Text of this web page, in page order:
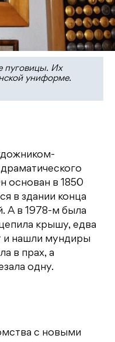
пуговицы. Их
униформе.
основан в 1850
в здании конца
А в 1978-м была
крышу, едва
и нашли мундиры
в прах, а
одну.
с новыми